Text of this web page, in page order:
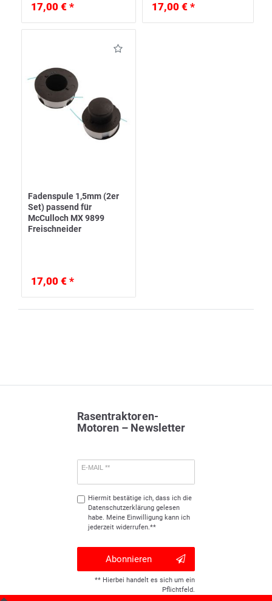
17,00 € * 17,00 € *
Fadenspule 1,5mm (2er
Set) passend für
McCulloch MX 9899
Freischneider
17,00 € *
Rasentraktoren-
Motoren – Newsletter
E-MAIL **
Hiermit bestätige ich, dass ich die
Daten­schutz­erklärunggelesen
habe. Meine Einwilligung kann ich
jederzeit widerrufen.**
Abonnieren
** Hierbei handelt es sich um ein
Pflichtfeld.